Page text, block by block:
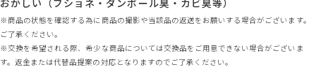
おかしい（ブショネ・ダンボール臭・カビ臭等）
※商品の状態を確認する為に商品の撮影や当該品の返送をお願いする場合がございます。
ご了承ください。
※交換を希望される際、希少な商品については交換品をご用意できない場合がございま
す。返金または代替品提案の対応となりますのでご了承ください。